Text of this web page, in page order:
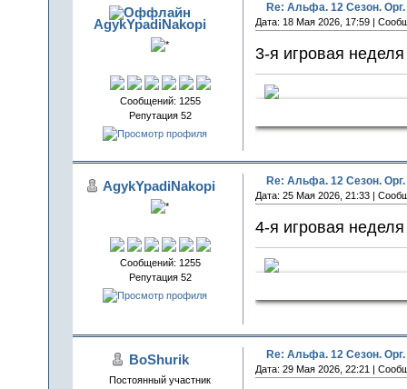
AgykYpadiNakopi
Сообщений: 1255
Репутация 52
Re: Альфа. 12 Сезон.
Дата: 18 Мая 2026, 17:59 |
3-я игровая
AgykYpadiNakopi
Сообщений: 1255
Репутация 52
Re: Альфа. 12 Сезон.
Дата: 25 Мая 2026, 21:33 |
4-я игровая
BoShurik
Постоянный участник
Re: Альфа. 12 Сезон.
Дата: 29 Мая 2026, 22:21 |